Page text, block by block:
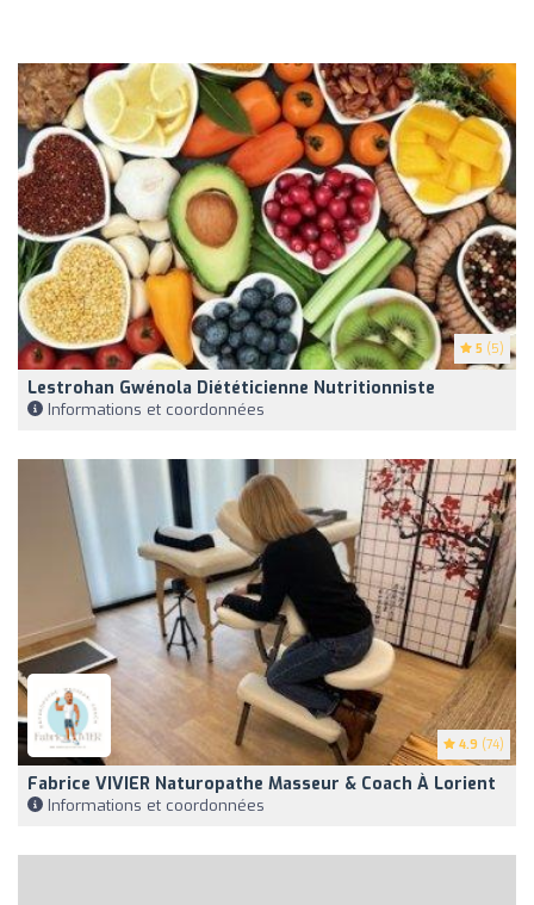
5 (5)
Lestrohan Gwénola Diététicienne Nutritionniste
Informations et coordonnées
4.9 (74)
Fabrice VIVIER Naturopathe Masseur & Coach À Lorient
Informations et coordonnées